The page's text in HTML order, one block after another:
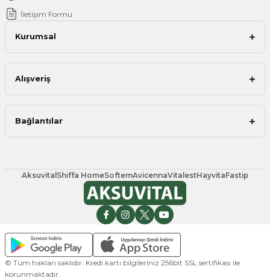
İletişim Formu
Kurumsal
Alışveriş
Bağlantılar
Aksuvital Shiffa HomeSoftemAvicennaVitalestHayvitaFastip
© Tüm hakları saklıdır. Kredi kartı bilgileriniz 256bit SSL sertifikası ile
korunmaktadır.